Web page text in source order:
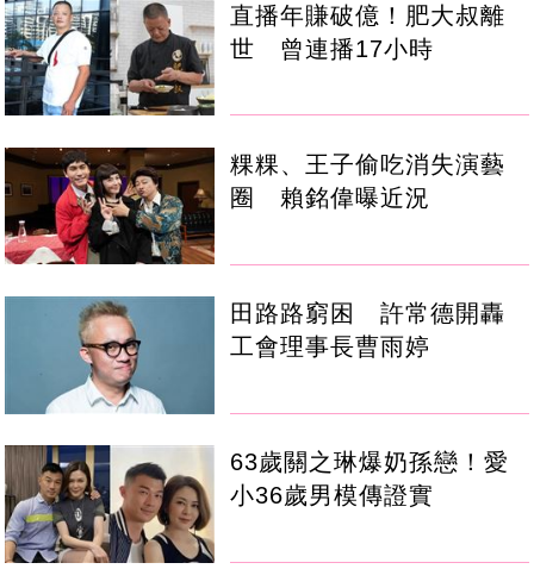
直播年賺破億！肥大叔離
世 曾連播17小時
粿粿、王子偷吃消失演藝
圈 賴銘偉曝近況
田路路窮困 許常德開轟
工會理事長曹雨婷
63歲關之琳爆奶孫戀！愛
小36歲男模傳證實